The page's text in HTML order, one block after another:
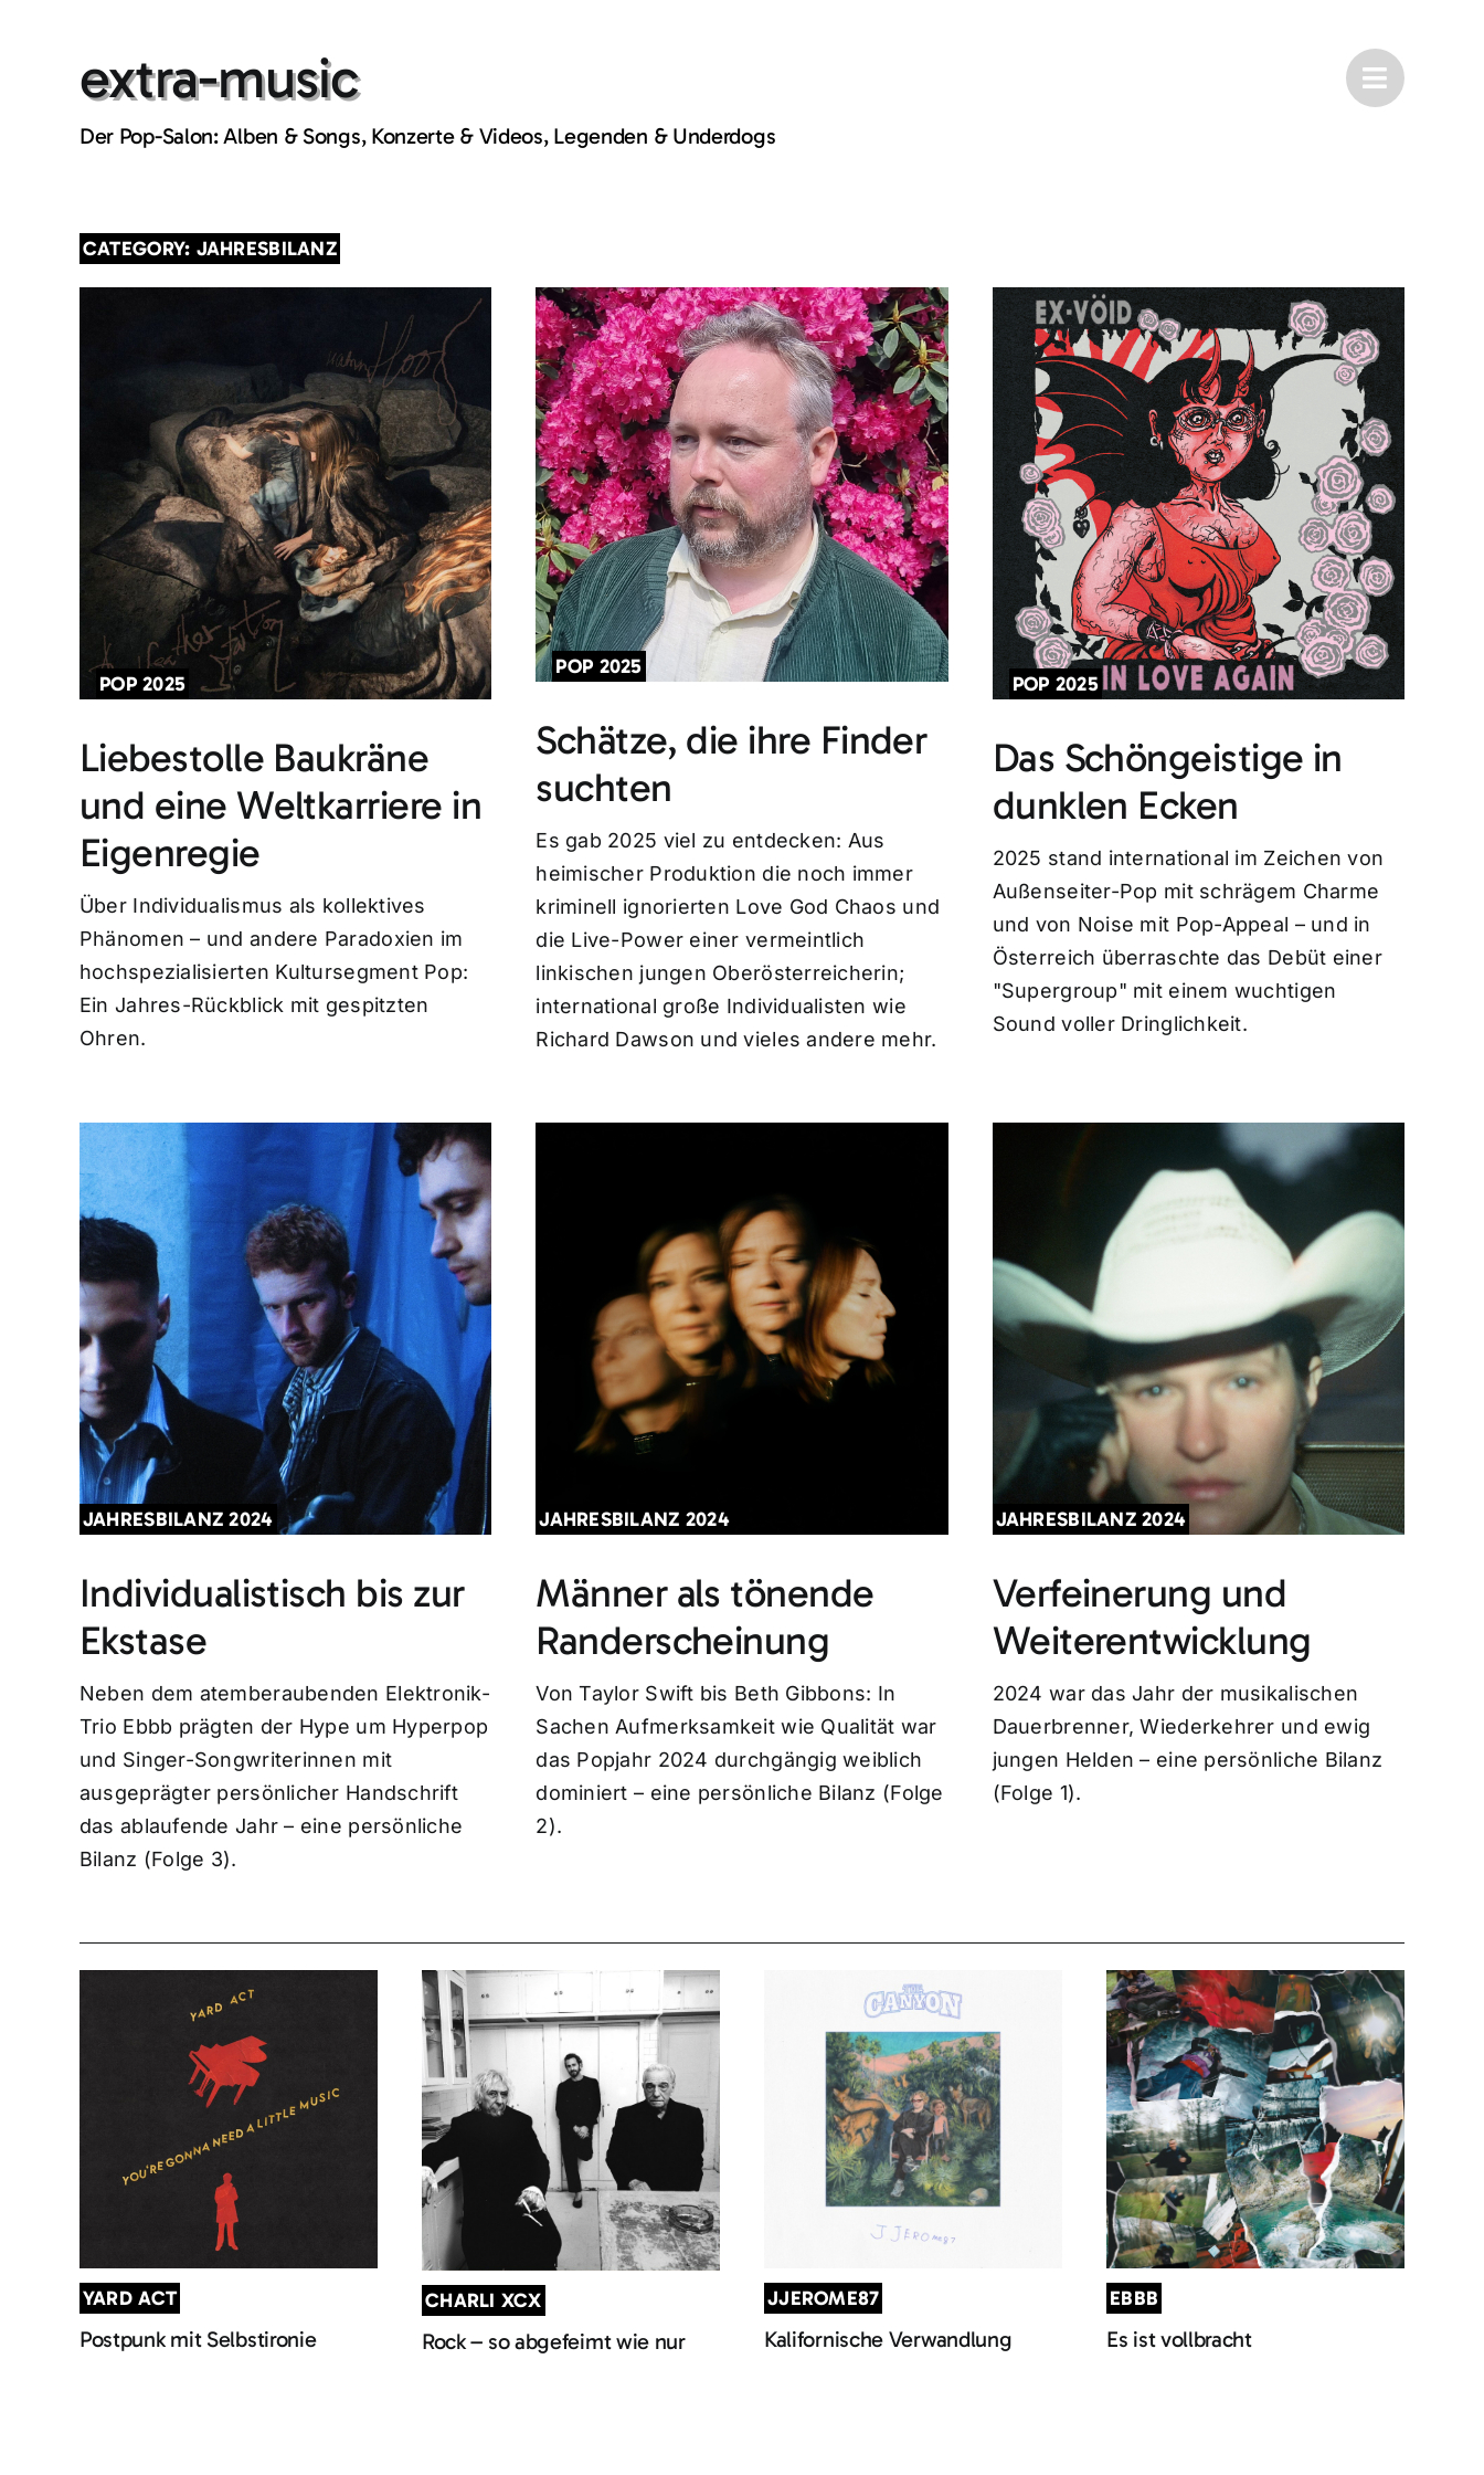
extra-music
Der Pop-Salon: Alben & Songs, Konzerte & Videos, Legenden & Underdogs
CATEGORY: JAHRESBILANZ
POP 2025
Liebestolle Baukräne
und eine Weltkarriere in
Eigenregie
Über Individualismus als kollektives
Phänomen – und andere Paradoxien im
hochspezialisierten Kultursegment Pop:
Ein Jahres-Rückblick mit gespitzten
Ohren.
POP 2025
Schätze, die ihre Finder
suchten
Es gab 2025 viel zu entdecken: Aus
heimischer Produktion die noch immer
kriminell ignorierten Love God Chaos und
die Live-Power einer vermeintlich
linkischen jungen Oberösterreicherin;
international große Individualisten wie
Richard Dawson und vieles andere mehr.
POP 2025
Das Schöngeistige in
dunklen Ecken
2025 stand international im Zeichen von
Außenseiter-Pop mit schrägem Charme
und von Noise mit Pop-Appeal – und in
Österreich überraschte das Debüt einer
"Supergroup" mit einem wuchtigen
Sound voller Dringlichkeit.
JAHRESBILANZ 2024
Individualistisch bis zur
Ekstase
Neben dem atemberaubenden Elektronik-
Trio Ebbb prägten der Hype um Hyperpop
und Singer-Songwriterinnen mit
ausgeprägter persönlicher Handschrift
das ablaufende Jahr – eine persönliche
Bilanz (Folge 3).
JAHRESBILANZ 2024
Männer als tönende
Randerscheinung
Von Taylor Swift bis Beth Gibbons: In
Sachen Aufmerksamkeit wie Qualität war
das Popjahr 2024 durchgängig weiblich
dominiert – eine persönliche Bilanz (Folge
2).
JAHRESBILANZ 2024
Verfeinerung und
Weiterentwicklung
2024 war das Jahr der musikalischen
Dauerbrenner, Wiederkehrer und ewig
jungen Helden – eine persönliche Bilanz
(Folge 1).
YARD ACT
Postpunk mit Selbstironie
CHARLI XCX
Rock – so abgefeimt wie nur
JJEROME87
Kalifornische Verwandlung
EBBB
Es ist vollbracht